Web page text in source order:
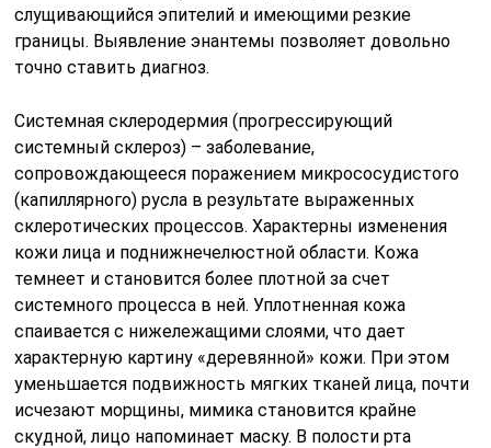
слущивающийся эпителий и имеющими резкие
границы. Выявление энантемы позволяет довольно
точно ставить диагноз.
Системная склеродермия (прогрессирующий
системный склероз) – заболевание,
сопровождающееся поражением микрососудистого
(капиллярного) русла в результате выраженных
склеротических процессов. Характерны изменения
кожи лица и поднижнечелюстной области. Кожа
темнеет и становится более плотной за счет
системного процесса в ней. Уплотненная кожа
спаивается с нижележащими слоями, что дает
характерную картину «деревянной» кожи. При этом
уменьшается подвижность мягких тканей лица, почти
исчезают морщины, мимика становится крайне
скудной, лицо напоминает маску. В полости рта